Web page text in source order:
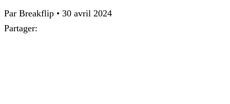
Par Breakflip • 30 avril 2024
Partager: